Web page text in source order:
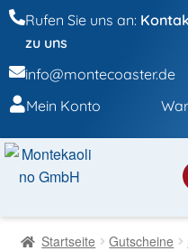
Rufen Sie uns an:
zu uns
info@montecoaster.de
Mein Konto
Startseite Gutscheine